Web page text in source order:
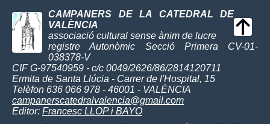
CAMPANERS DE LA CATEDRAL DE
VALÈNCIA
associació cultural sense ànim de lucre
registre Autonòmic Secció Primera CV-01-
038378-V
CIF G-97540959 - c/c 0049/2626/86/2814120711
Ermita de Santa Llúcia - Carrer de l'Hospital, 15
Telèfon 636 066 978 - 46001 - VALÈNCIA
campanerscatedralvalencia@gmail.com
Editor: Francesc LLOP i BAYO